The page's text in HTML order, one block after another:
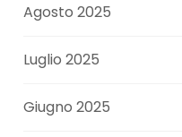
Agosto 2025
Luglio 2025
Giugno 2025